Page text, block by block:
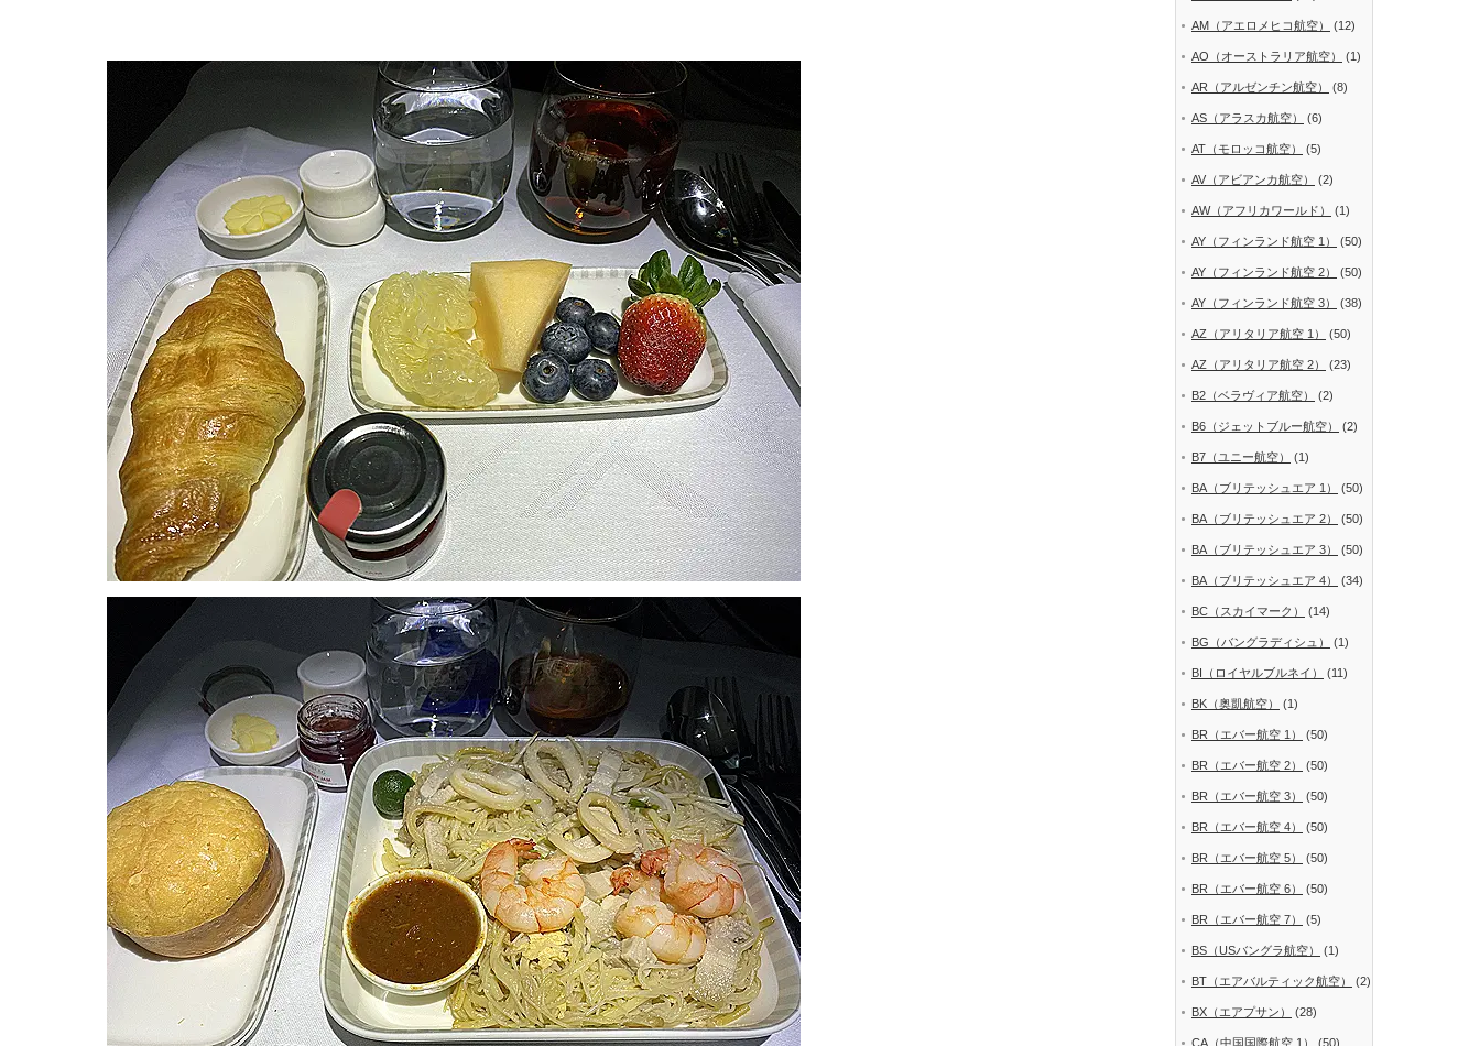
AM（アエロメヒコ航空） (12)
AO（オーストラリア航空） (1)
AR（アルゼンチン航空） (8)
AS（アラスカ航空） (6)
AT（モロッコ航空） (5)
AV（アビアンカ航空） (2)
AW（アフリカワールド） (1)
AY（フィンランド航空 1） (50)
AY（フィンランド航空 2） (50)
AY（フィンランド航空 3） (38)
AZ（アリタリア航空 1） (50)
AZ（アリタリア航空 2） (23)
B2（ベラヴィア航空） (2)
B6（ジェットブルー航空） (2)
B7（ユニー航空） (1)
BA（ブリテッシュエア 1） (50)
BA（ブリテッシュエア 2） (50)
BA（ブリテッシュエア 3） (50)
BA（ブリテッシュエア 4） (34)
BC（スカイマーク） (14)
BG（バングラディシュ） (1)
BI（ロイヤルブルネイ） (11)
BK（奥凱航空） (1)
BR（エバー航空 1） (50)
BR（エバー航空 2） (50)
BR（エバー航空 3） (50)
BR（エバー航空 4） (50)
BR（エバー航空 5） (50)
BR（エバー航空 6） (50)
BR（エバー航空 7） (5)
BS（USバングラ航空） (1)
BT（エアバルティック航空） (2)
BX（エアプサン） (28)
CA（中国国際航空 1） (50)